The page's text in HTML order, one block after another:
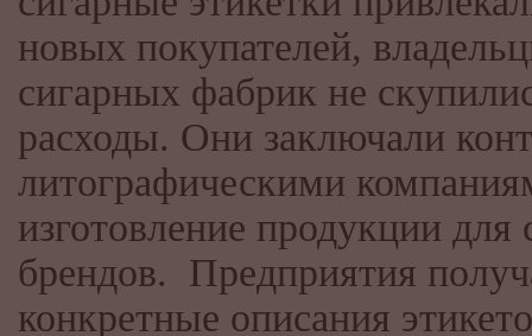
новых покупателей,
сигарных фабрик не
расходы. Они заключали
литографическими
изготовление продукции для
брендов. Предприятия
конкретные описания